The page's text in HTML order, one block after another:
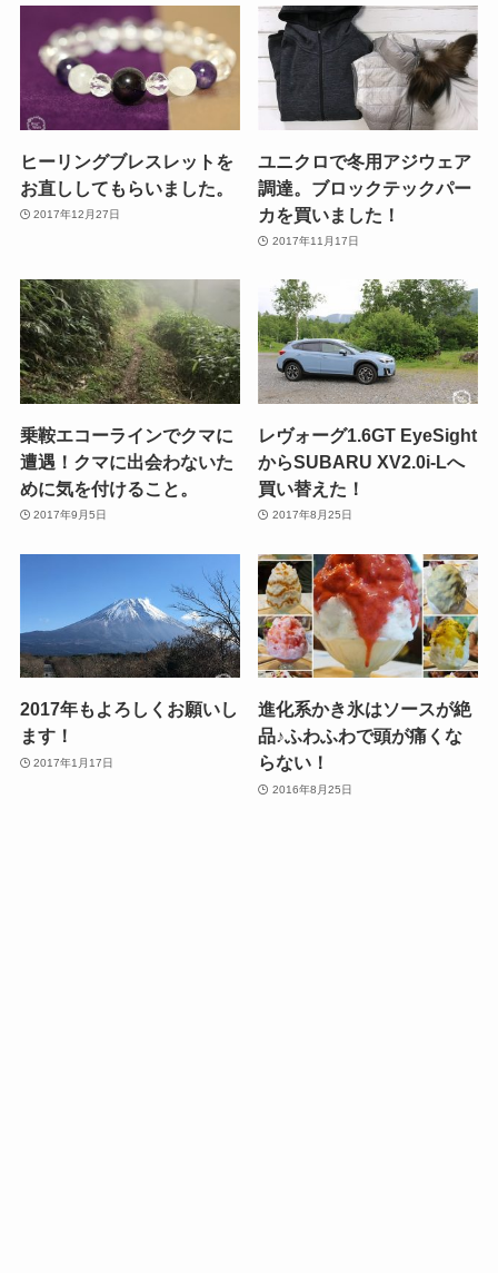
ヒーリングブレスレットを
お直ししてもらいました。
2017年12月27日
ユニクロで冬用アジウェア
調達。ブロックテックパー
カを買いました！
2017年11月17日
乗鞍エコーラインでクマに
遭遇！クマに出会わないた
めに気を付けること。
2017年9月5日
レヴォーグ1.6GT EyeSight
からSUBARU XV2.0i-Lへ
買い替えた！
2017年8月25日
2017年もよろしくお願いし
ます！
2017年1月17日
進化系かき氷はソースが絶
品♪ふわふわで頭が痛くな
らない！
2016年8月25日